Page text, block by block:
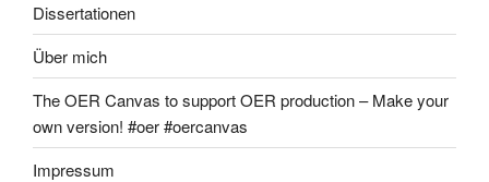
Dissertationen
Über mich
The OER Canvas to support OER production – Make your
own version! #oer #oercanvas
Impressum